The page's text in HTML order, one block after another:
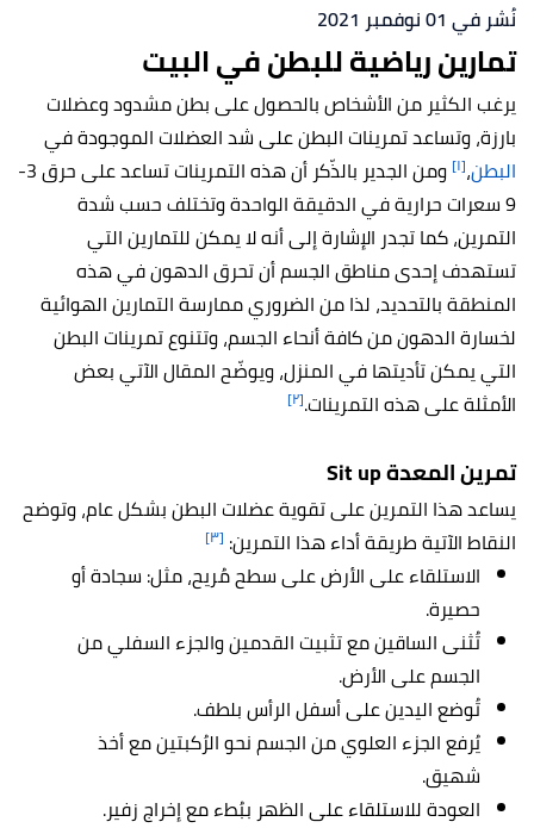
نُشر في 01 نوفمبر 2021
تمارين رياضية للبطن في البيت
يرغب الكثير من الأشخاص بالحصول على بطن مشدود وعضلات
بارزة، وتساعد تمرينات البطن على شد العضلات الموجودة في
البطن،[١]
ومن الجدير بالذّكر أن هذه التمرينات تساعد على حرق 3-
9 سعرات حرارية في الدقيقة الواحدة وتختلف حسب شدة
التمرين، كما تجدر الإشارة إلى أنه لا يمكن للتمارين التي
تستهدف إحدى مناطق الجسم أن تحرق الدهون في هذه
المنطقة بالتحديد، لذا من الضروري ممارسة التمارين الهوائية
لخسارة الدهون من كافة أنحاء الجسم، وتتنوع تمرينات البطن
التي يمكن تأديتها في المنزل، ويوضّح المقال الآتي بعض
الأمثلة على هذه التمرينات.[٢]
تمرين المعدة Sit up
يساعد هذا التمرين على تقوية عضلات البطن بشكل عام، وتوضح
النقاط الآتية طريقة أداء هذا التمرين: [٣]
الاستلقاء على الأرض على سطح مُريح، مثل: سجادة أو
حصيرة.
تُثنى الساقين مع تثبيت القدمين والجزء السفلي من
الجسم على الأرض.
تُوضع اليدين على أسفل الرأس بلطف.
يُرفع الجزء العلوي من الجسم نحو الرُكبتين مع أخذ
شهيق.
العودة للاستلقاء على الظهر ببُطء مع إخراج زفير.